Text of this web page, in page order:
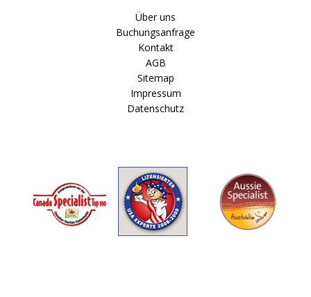
Über uns
Buchungsanfrage
Kontakt
AGB
Sitemap
Impressum
Datenschutz